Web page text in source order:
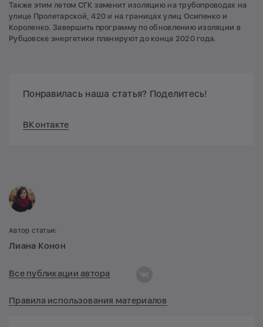
Также этим летом СГК заменит изоляцию на трубопроводах на
улице Пролетарской, 420 и на границах улиц Осипенко и
Короленко. Завершить программу по обновлению изоляции в
Рубцовске энергетики планируют до конца 2020 года.
Понравилась наша статья? Поделитесь!
ВКонтакте
Автор статьи:
Лиана Конон
Все публикации автора
Правила использования материалов